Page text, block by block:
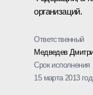
организаций.
Ответственный
Медведев
Срок исполнения
15 марта 2013